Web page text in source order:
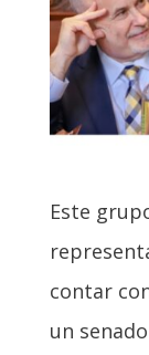
Este
contar
un